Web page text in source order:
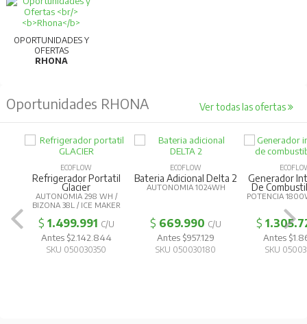
OPORTUNIDADES Y
OFERTAS
RHONA
Oportunidades RHONA Ver todas las ofertas
ECOFLOW
Refrigerador Portatil
Glacier
AUTONOMIA 298 WH /
BIZONA 38L / ICE MAKER
$1.499.991 C/U
Antes $2.142.844
SKU 050030350
ECOFLOW
Bateria Adicional Delta 2
AUTONOMIA 1024WH
$669.990 C/U
Antes $957.129
SKU 050030180
ECOFLOW
Generador
De
POTENCIA
$
Antes
SKU